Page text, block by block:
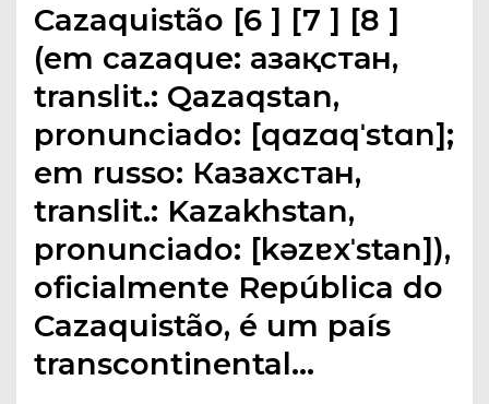
Cazaquistão [6 ] [7 ] [8 ]
(em cazaque: Қазақстан,
translit.: Qazaqstan,
pronunciado: [qɑzɑqˈstɑn];
em russo: Казахстан,
translit.: Kazakhstan,
pronunciado: [kəzɐxˈstan]),
oficialmente República do
Cazaquistão, é um país
transcontinental…